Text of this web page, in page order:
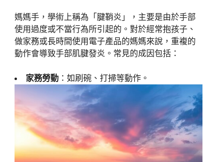
媽媽手，學術上稱為「腱鞘炎」，主要是由於手部
使用過度或不當行為所引起的。對於經常抱孩子、
做家務或長時間使用電子產品的媽媽來說，重複的
動作會導致手部肌腱發炎。常見的成因包括：
家務勞動 ：如刷碗、打掃等動作。